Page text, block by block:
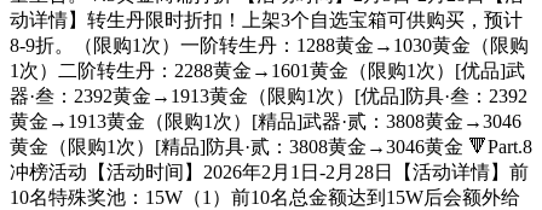
动详情】转生丹限时折扣！上架3个自选宝箱可供购买，预计
8-9折。（限购1次）一阶转生丹：1288黄金→1030黄金（限购
1次）二阶转生丹：2288黄金→1601黄金（限购1次）[优品]武
器·叁：2392黄金→1913黄金（限购1次）[优品]防具·叁：2392
黄金→1913黄金（限购1次）[精品]武器·贰：3808黄金→3046
黄金（限购1次）[精品]防具·贰：3808黄金→3046黄金 🔻Part.8
冲榜活动【活动时间】2026年2月1日-2月28日【活动详情】前
10名特殊奖池：15W（1）前10名总金额达到15W后会额外给